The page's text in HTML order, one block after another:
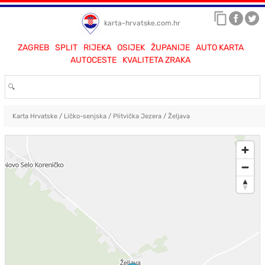
karta-hrvatske.com.hr
ZAGREB SPLIT RIJEKA OSIJEK ŽUPANIJE
AUTO KARTA
AUTOCESTE
KVALITETA ZRAKA
Karta Hrvatske/ Ličko-senjska/ Plitvička Jezera/ Željava